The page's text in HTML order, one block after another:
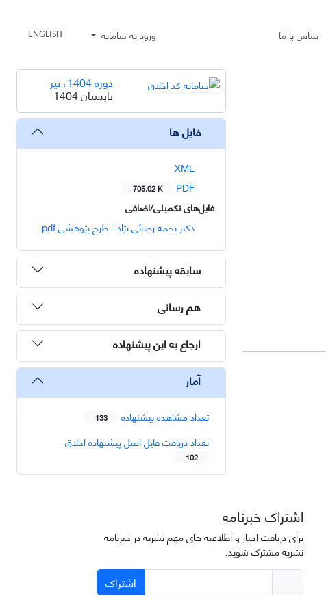
تماس با ما ورود به سامانه ENGLISH
دوره 1404، تیر
تابستان 1404
فایل ها
XML
PDF
705.02 K
فایل‌های تکمیلی/اضافی
دکتر نجمه رضائی نژاد - طرح پژوهشی.pdf
سابقه پیشنهاده
هم رسانی
ارجاع به این پیشنهاده
آمار
تعداد مشاهده پیشنهاده 133
تعداد دریافت فایل اصل پیشنهاده اخلاق
102
اشتراک خبرنامه
برای دریافت اخبار و اطلاعیه های مهم نشریه در خبرنامه
نشریه مشترک شوید.
اشتراک